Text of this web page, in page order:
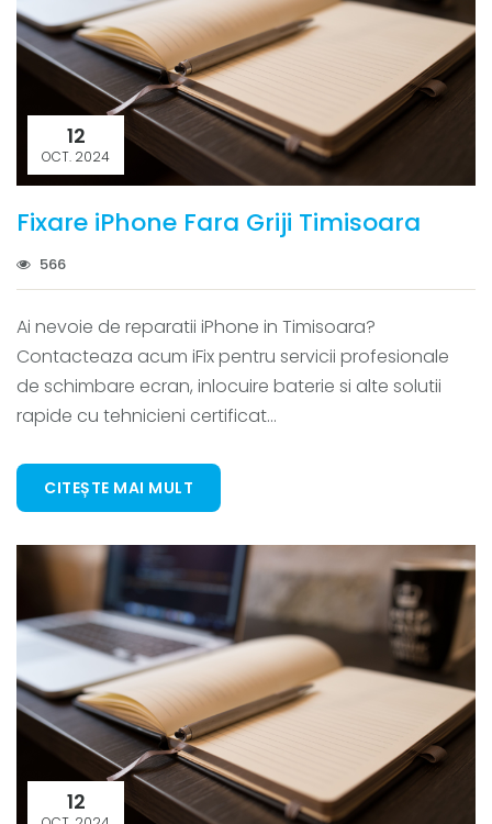
12
OCT. 2024
Fixare iPhone Fara Griji Timisoara
566
Ai nevoie de reparatii iPhone in Timisoara?
Contacteaza acum iFix pentru servicii profesionale
de schimbare ecran, inlocuire baterie si alte solutii
rapide cu tehnicieni certificat...
CITEȘTE MAI MULT
12